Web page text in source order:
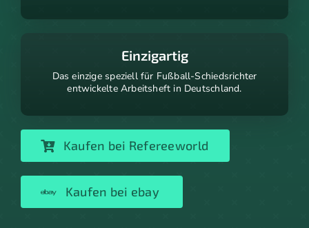
Einzigartig
Das einzige speziell für Fußball-Schiedsrichter
entwickelte Arbeitsheft in Deutschland.
Kaufen bei Refereeworld
Kaufen bei ebay